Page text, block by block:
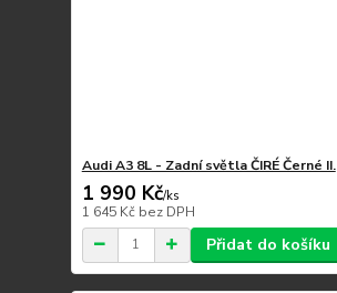
Audi A3 8L - Zadní světla ČIRÉ Černé II.
1 990 Kč/ks
1 645 Kč bez DPH
Přidat do košíku